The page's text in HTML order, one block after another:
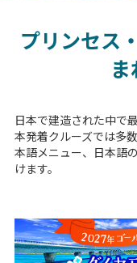
プリンセス
日本で建造された中で
本発着クルーズでは多
本語メニュー、日本語
けます。